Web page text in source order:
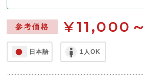
参考価格 ¥11,000～
日本語 1人OK